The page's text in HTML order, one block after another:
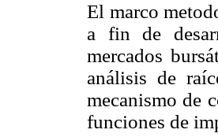
El marco
a fin de
mercados
análisis de
mecanismo de
funciones de